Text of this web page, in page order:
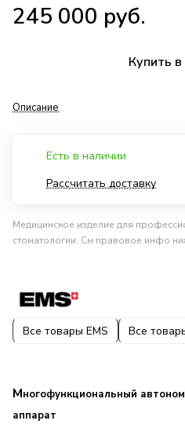
245 000 руб.
Купить в
Описание
Есть в наличии
Рассчитать доставку
Медицинское изделие для
стоматологии. См правовое инфо
Все товары EMS Все
Многофункциональный
аппарат